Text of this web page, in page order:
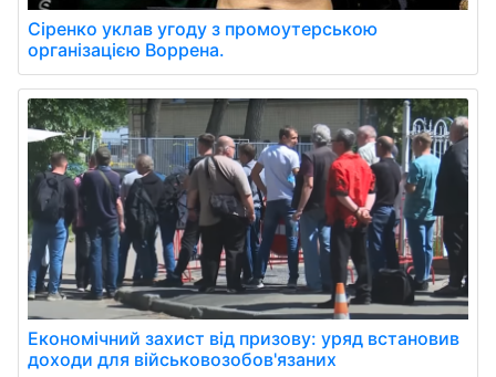
Сіренко уклав угоду з промоутерською
організацією Воррена.
Економічний захист від призову: уряд встановив
доходи для військовозобов'язаних